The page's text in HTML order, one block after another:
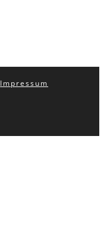
Impressum